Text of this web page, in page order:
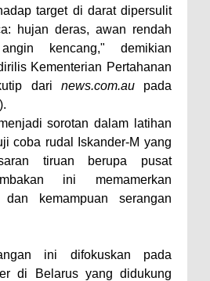
target di darat dipersulit
hujan deras, awan rendah
kencang," demikian
Kementerian Pertahanan
dari news.com.aupada
sorotan dalam latihan
coba rudal Iskander-M yang
tiruan berupa pusat
ini memamerkan
kemampuan serangan
ini difokuskan pada
di Belarus yang didukung